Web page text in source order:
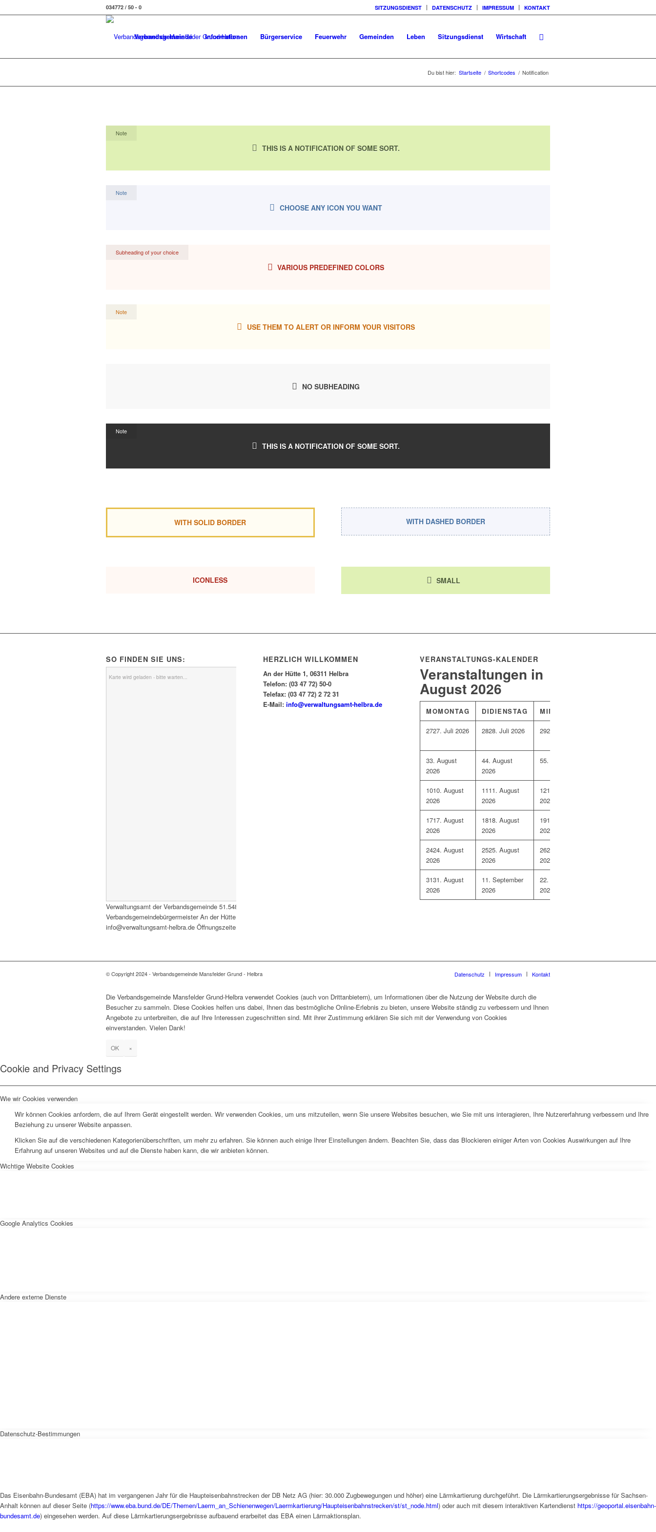
SITZUNGSDIENST DATENSCHUTZ IMPRESSUM KONTAKT
034772 / 50 - 0
Verbandsgemeinde Informationen Bürgerservice Feuerwehr Gemeinden Leben Sitzungsdienst Wirtschaft
Du bist hier: Startseite / Shortcodes / Notification
Note
THIS IS A NOTIFICATION OF SOME SORT.
Note
CHOOSE ANY ICON YOU WANT
Subheading of your choice
VARIOUS PREDEFINED COLORS
Note
USE THEM TO ALERT OR INFORM YOUR VISITORS
NO SUBHEADING
Note
THIS IS A NOTIFICATION OF SOME SORT.
WITH SOLID BORDER WITH DASHED BORDER
ICONLESS SMALL
SO FINDEN SIE UNS:
Karte wird geladen - bitte warten...
Verwaltungsamt der Verbandsgemeinde 51.548177
Verbandsgemeindebürgermeister An der Hütte 1 06311 Helbra Tel.: 034772/ 50-0 E-Mail:
info@verwaltungsamt-helbra.de Öffnungszeiten: Siehe Startseite
HERZLICH WILLKOMMEN
An der Hütte 1, 06311 Helbra
Telefon: (03 47 72) 50-0
Telefax: (03 47 72) 2 72 31
E-Mail: info@verwaltungsamt-helbra.de
VERANSTALTUNGS-KALENDER
Veranstaltungen in
August 2026
MOMONTAG DIDIENSTAG MIMITTWOCH
2727. Juli 2026 2828. Juli 2026 2929. Juli 2026
33. August
2026
44. August
2026
55. August 2026
1010. August
2026
1111. August
2026
1212. August
2026
1717. August
2026
1818. August
2026
1919. August
2026
2424. August
2026
2525. August
2026
2626. August
2026
3131. August
2026
11. September
2026
22. September
2026
© Copyright 2024 - Verbandsgemeinde Mansfelder Grund - Helbra Datenschutz Impressum Kontakt
Die Verbandsgemeinde Mansfelder Grund-Helbra verwendet Cookies (auch von Drittanbietern), um Informationen über die Nutzung der Website durch die
Besucher zu sammeln. Diese Cookies helfen uns dabei, Ihnen das bestmögliche Online-Erlebnis zu bieten, unsere Website ständig zu verbessern und Ihnen
Angebote zu unterbreiten, die auf Ihre Interessen zugeschnitten sind. Mit ihrer Zustimmung erklären Sie sich mit der Verwendung von Cookies
einverstanden. Vielen Dank!
OK ×
Cookie and Privacy Settings
Wie wir Cookies verwenden
Wir können Cookies anfordern, die auf Ihrem Gerät eingestellt werden. Wir verwenden Cookies, um uns mitzuteilen, wenn Sie unsere Websites besuchen, wie Sie mit uns interagieren, Ihre Nutzererfahrung verbessern und Ihre
Beziehung zu unserer Website anpassen.
Klicken Sie auf die verschiedenen Kategorienüberschriften, um mehr zu erfahren. Sie können auch einige Ihrer Einstellungen ändern. Beachten Sie, dass das Blockieren einiger Arten von Cookies Auswirkungen auf Ihre
Erfahrung auf unseren Websites und auf die Dienste haben kann, die wir anbieten können.
Wichtige Website Cookies
Google Analytics Cookies
Andere externe Dienste
Datenschutz-Bestimmungen
Das Eisenbahn-Bundesamt (EBA) hat im vergangenen Jahr für die Haupteisenbahnstrecken der DB Netz AG (hier: 30.000 Zugbewegungen und höher) eine Lärmkartierung durchgeführt. Die Lärmkartierungsergebnisse für Sachsen-
Anhalt können auf dieser Seite (https://www.eba.bund.de/DE/Themen/Laerm_an_Schienenwegen/Laermkartierung/Haupteisenbahnstrecken/st/st_node.html) oder auch mit diesem interaktiven Kartendienst https://geoportal.eisenbahn-
bundesamt.de) eingesehen werden. Auf diese Lärmkartierungsergebnisse aufbauend erarbeitet das EBA einen Lärmaktionsplan.